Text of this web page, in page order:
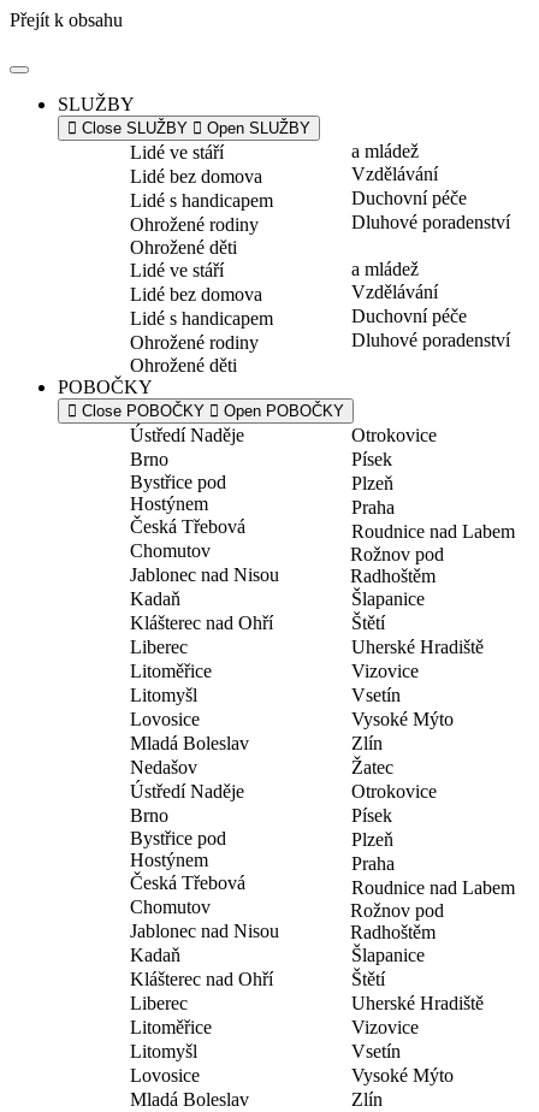
Přejít k obsahu
SLUŽBY
Close SLUŽBY Open SLUŽBY
Lidé ve stáří
Lidé bez domova
Lidé s handicapem
Ohrožené rodiny
Ohrožené děti
a mládež
Vzdělávání
Duchovní péče
Dluhové poradenství
Lidé ve stáří
Lidé bez domova
Lidé s handicapem
Ohrožené rodiny
Ohrožené děti
a mládež
Vzdělávání
Duchovní péče
Dluhové poradenství
POBOČKY
Close POBOČKY Open POBOČKY
Ústředí Naděje
Brno
Bystřice pod
Hostýnem
Česká Třebová
Chomutov
Jablonec nad Nisou
Kadaň
Klášterec nad Ohří
Liberec
Litoměřice
Litomyšl
Lovosice
Mladá Boleslav
Nedašov
Otrokovice
Písek
Plzeň
Praha
Roudnice nad Labem
Rožnov pod
Radhoštěm
Šlapanice
Štětí
Uherské Hradiště
Vizovice
Vsetín
Vysoké Mýto
Zlín
Žatec
Ústředí Naděje
Brno
Bystřice pod
Hostýnem
Česká Třebová
Chomutov
Jablonec nad Nisou
Kadaň
Klášterec nad Ohří
Liberec
Litoměřice
Litomyšl
Lovosice
Mladá Boleslav
Otrokovice
Písek
Plzeň
Praha
Roudnice nad Labem
Rožnov pod
Radhoštěm
Šlapanice
Štětí
Uherské Hradiště
Vizovice
Vsetín
Vysoké Mýto
Zlín